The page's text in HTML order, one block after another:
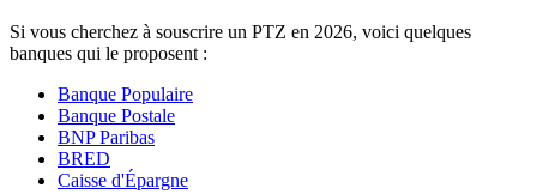
Si vous cherchez à souscrire un PTZ en 2026, voici quelques
banques qui le proposent :
Banque Populaire
Banque Postale
BNP Paribas
BRED
Caisse d'Épargne